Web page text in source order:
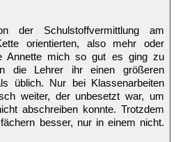
der Schulstoffvermittlung am
orientierten, also mehr oder
Annette mich so gut es ging zu
die Lehrer ihr einen größeren
üblich. Nur bei Klassenarbeiten
weiter, der unbesetzt war, um
abschreiben konnte. Trotzdem
besser, nur in einem nicht.